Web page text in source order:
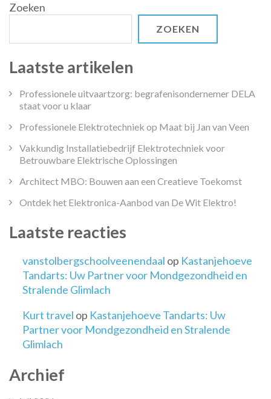
Zoeken
ZOEKEN
Laatste artikelen
Professionele uitvaartzorg: begrafenisondernemer DELA
staat voor u klaar
Professionele Elektrotechniek op Maat bij Jan van Veen
Vakkundig Installatiebedrijf Elektrotechniek voor
Betrouwbare Elektrische Oplossingen
Architect MBO: Bouwen aan een Creatieve Toekomst
Ontdek het Elektronica-Aanbod van De Wit Elektro!
Laatste reacties
vanstolbergschoolveenendaal op Kastanjehoeve
Tandarts: Uw Partner voor Mondgezondheid en
Stralende Glimlach
Kurt travel op Kastanjehoeve Tandarts: Uw
Partner voor Mondgezondheid en Stralende
Glimlach
Archief